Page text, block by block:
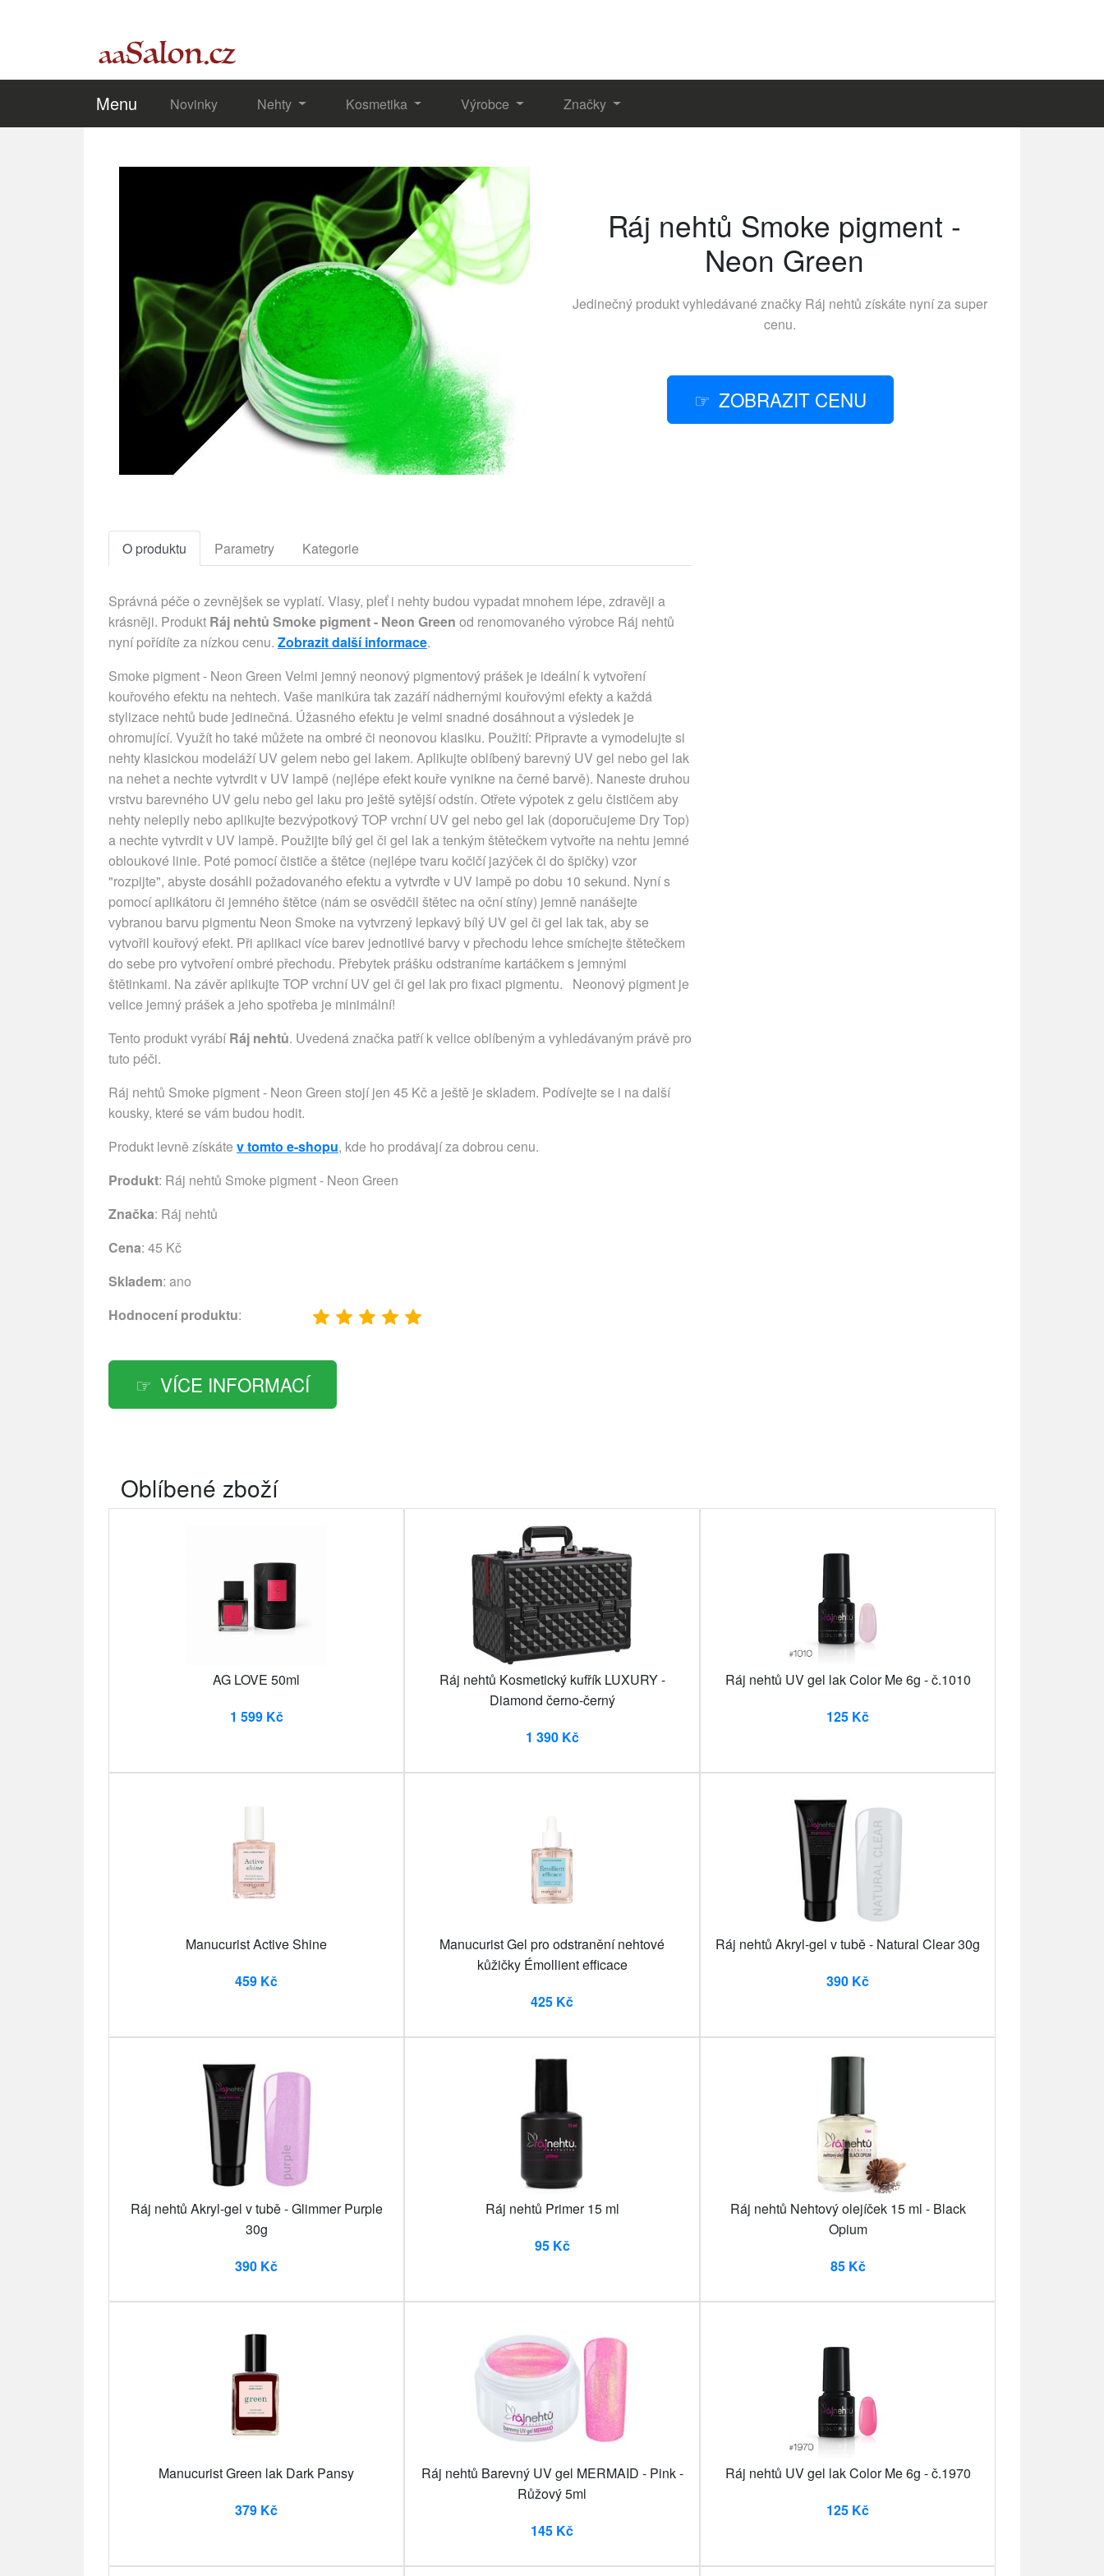
Menu Novinky Nehty Kosmetika Výrobce Značky
Ráj nehtů Smoke pigment -
Neon Green
Jedinečný produkt vyhledávané značky Ráj nehtů získáte nyní za super
cenu.
ZOBRAZIT CENU
O produktu Parametry Kategorie
Správná péče o zevnějšek se vyplatí. Vlasy, pleť i nehty budou vypadat mnohem lépe, zdravěji a
krásněji. Produkt Ráj nehtů Smoke pigment - Neon Green od renomovaného výrobce Ráj nehtů
nyní pořídíte za nízkou cenu. Zobrazit další informace.
Smoke pigment - Neon Green Velmi jemný neonový pigmentový prášek je ideální k vytvoření
kouřového efektu na nehtech. Vaše manikúra tak zazáří nádhernými kouřovými efekty a každá
stylizace nehtů bude jedinečná. Úžasného efektu je velmi snadné dosáhnout a výsledek je
ohromující. Využít ho také můžete na ombré či neonovou klasiku. Použití: Připravte a vymodelujte si
nehty klasickou modeláží UV gelem nebo gel lakem. Aplikujte oblíbený barevný UV gel nebo gel lak
na nehet a nechte vytvrdit v UV lampě (nejlépe efekt kouře vynikne na černé barvě). Naneste druhou
vrstvu barevného UV gelu nebo gel laku pro ještě sytější odstín. Otřete výpotek z gelu čističem aby
nehty nelepily nebo aplikujte bezvýpotkový TOP vrchní UV gel nebo gel lak (doporučujeme Dry Top)
a nechte vytvrdit v UV lampě. Použijte bílý gel či gel lak a tenkým štětečkem vytvořte na nehtu jemné
obloukové linie. Poté pomocí čističe a štětce (nejlépe tvaru kočičí jazýček či do špičky) vzor
"rozpijte", abyste dosáhli požadovaného efektu a vytvrďte v UV lampě po dobu 10 sekund. Nyní s
pomocí aplikátoru či jemného štětce (nám se osvědčil štětec na oční stíny) jemně nanášejte
vybranou barvu pigmentu Neon Smoke na vytvrzený lepkavý bílý UV gel či gel lak tak, aby se
vytvořil kouřový efekt. Při aplikaci více barev jednotlivé barvy v přechodu lehce smíchejte štětečkem
do sebe pro vytvoření ombré přechodu. Přebytek prášku odstraníme kartáčkem s jemnými
štětinkami. Na závěr aplikujte TOP vrchní UV gel či gel lak pro fixaci pigmentu. Neonový pigment je
velice jemný prášek a jeho spotřeba je minimální!
Tento produkt vyrábíRáj nehtů. Uvedená značka patří k velice oblíbeným a vyhledávaným právě pro
tuto péči.
Ráj nehtů Smoke pigment - Neon Green stojí jen 45 Kč a ještě je skladem. Podívejte se i na další
kousky, které se vám budou hodit.
Produkt levně získáte v tomto e-shopu, kde ho prodávají za dobrou cenu.
Produkt: Ráj nehtů Smoke pigment - Neon Green
Značka: Ráj nehtů
Cena: 45 Kč
Skladem: ano
Hodnocení produktu:
VÍCE INFORMACÍ
Oblíbené zboží
AG LOVE 50ml
1 599 Kč
Ráj nehtů Kosmetický kufřík LUXURY -
Diamond černo-černý
1 390 Kč
Ráj nehtů UV gel lak Color Me 6g - č.1010
125 Kč
Manucurist Active Shine
459 Kč
Manucurist Gel pro odstranění nehtové
kůžičky Émollient efficace
425 Kč
Ráj nehtů Akryl-gel v tubě - Natural Clear 30g
390 Kč
Ráj nehtů Akryl-gel v tubě - Glimmer Purple
30g
390 Kč
Ráj nehtů Primer 15 ml
95 Kč
Ráj nehtů Nehtový olejíček 15 ml - Black
Opium
85 Kč
Manucurist Green lak Dark Pansy
379 Kč
Ráj nehtů Barevný UV gel MERMAID - Pink -
Růžový 5ml
145 Kč
Ráj nehtů UV gel lak Color Me 6g - č.1970
125 Kč